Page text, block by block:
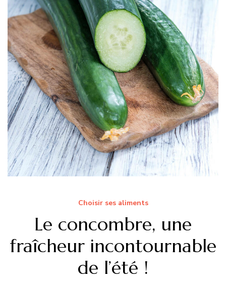
Choisir ses aliments
Le concombre, une
fraîcheur incontournable
de l’été !